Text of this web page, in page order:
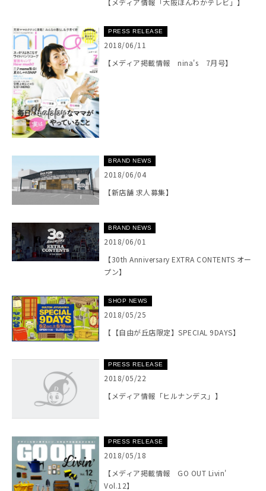
PRESS RELEASE
2018/06/11
【メディア掲載情報 nina's 7月号】
BRAND NEWS
2018/06/04
【新店舗 求人募集】
BRAND NEWS
2018/06/01
【30th Anniversary EXTRA CONTENTS オー
プン】
SHOP NEWS
2018/05/25
【【自由が丘店限定】SPECIAL 9DAYS】
PRESS RELEASE
2018/05/22
【メディア情報「ヒルナンデス」】
PRESS RELEASE
2018/05/18
【メディア掲載情報 GO OUT Livin'
Vol.12】